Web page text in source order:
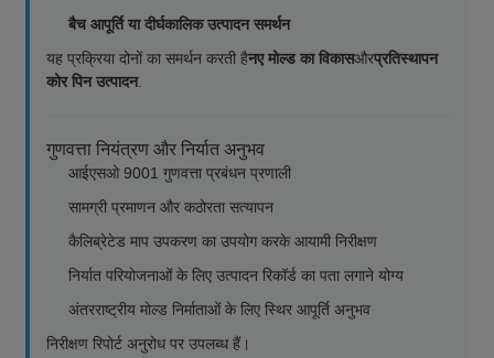
बैच आपूर्ति या दीर्घकालिक उत्पादन समर्थन
यह प्रक्रिया दोनों का समर्थन करती हैनए मोल्ड का विकासऔरप्रतिस्थापन
कोर पिन उत्पादन.
गुणवत्ता नियंत्रण और निर्यात अनुभव
आईएसओ 9001 गुणवत्ता प्रबंधन प्रणाली
सामग्री प्रमाणन और कठोरता सत्यापन
कैलिब्रेटेड माप उपकरण का उपयोग करके आयामी निरीक्षण
निर्यात परियोजनाओं के लिए उत्पादन रिकॉर्ड का पता लगाने योग्य
अंतरराष्ट्रीय मोल्ड निर्माताओं के लिए स्थिर आपूर्ति अनुभव
निरीक्षण रिपोर्ट अनुरोध पर उपलब्ध हैं।